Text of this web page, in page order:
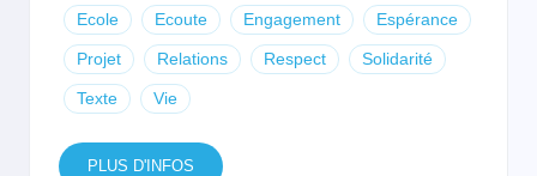
Ecole Ecoute Engagement Espérance
Projet Relations Respect Solidarité
Texte Vie
PLUS D'INFOS